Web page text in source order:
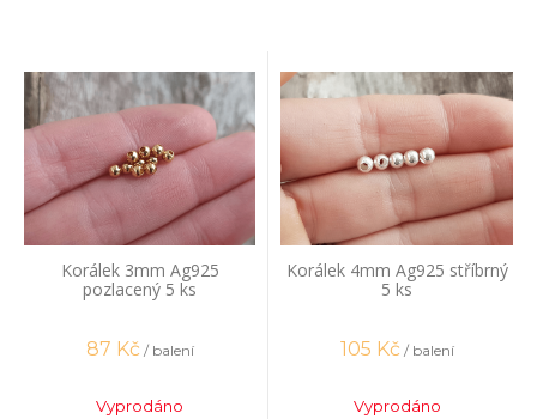
Korálek 3mm Ag925
pozlacený 5 ks
87 Kč / balení
Vyprodáno
Korálek 4mm Ag925 stříbrný
5 ks
105 Kč / balení
Vyprodáno